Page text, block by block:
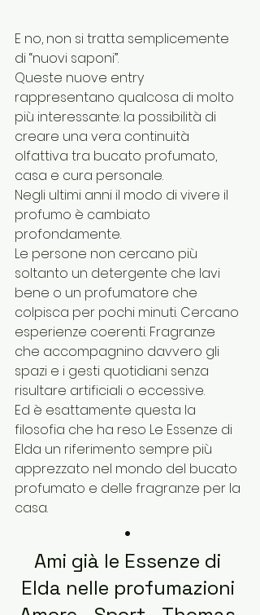
E no, non si tratta semplicemente
di “nuovi saponi”.
Queste nuove entry
rappresentano qualcosa di molto
più interessante: la possibilità di
creare una vera continuità
olfattiva tra bucato profumato,
casa e cura personale.
Negli ultimi anni il modo di vivere il
profumo è cambiato
profondamente.
Le persone non cercano più
soltanto un detergente che lavi
bene o un profumatore che
colpisca per pochi minuti. Cercano
esperienze coerenti. Fragranze
che accompagnino davvero gli
spazi e i gesti quotidiani senza
risultare artificiali o eccessive.
Ed è esattamente questa la
filosofia che ha reso Le Essenze di
Elda un riferimento sempre più
apprezzato nel mondo del bucato
profumato e delle fragranze per la
casa.
•
Ami già le Essenze di
Elda nelle profumazioni